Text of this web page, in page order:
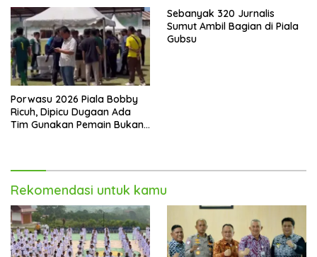
Porwasu 2026 Piala Bobby
Ricuh, Dipicu Dugaan Ada
Tim Gunakan Pemain Bukan
Sebanyak 320 Jurnalis
Sumut Ambil Bagian di Piala
Gubsu
Rekomendasi untuk kamu